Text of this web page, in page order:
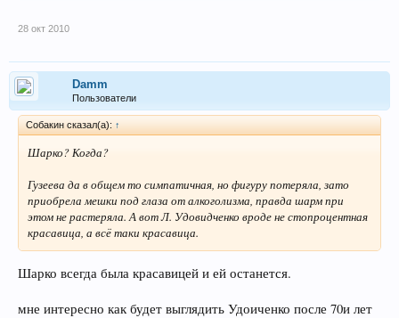
28 окт 2010
Damm
Пользователи
Собакин сказал(а): ↑
Шарко? Когда?
Гузеева да в общем то симпатичная, но фигуру потеряла, зато
приобрела мешки под глаза от алкоголизма, правда шарм при
этом не растеряла. А вот Л. Удовидченко вроде не стопроцентная
красавица, а всё таки красавица.
Шарко всегда была красавицей и ей останется.
мне интересно как будет выглядить Удоиченко после 70и лет